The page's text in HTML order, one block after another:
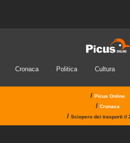
Cronaca Politica Cultura
/ Picus Online
/ Cronaca
/ Sciopero dei trasporti il
INVIA IL